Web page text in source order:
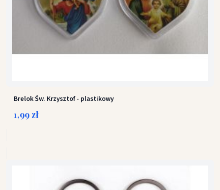
Brelok Św. Krzysztof - plastikowy
1,99 zł